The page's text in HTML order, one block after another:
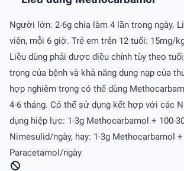
Người lớn: 2-6g chia làm 4 lần trong ngày.
viên, mỗi 6 giờ. Trẻ em trên 12 tuổi: 15mg/
Liều dùng phải được điều chỉnh tùy theo
trọng của bệnh và khả năng dung nạp của
hợp nghiêm trọng có thể dùng
4-6 tháng. Có thể sử dụng kết hợp với các
dụng hiệp lực: 1-3g Methocarbamol + 100-
Nimesulid/ngày, hay: 1-3g Methocarbamol +
Paracetamol/ngày